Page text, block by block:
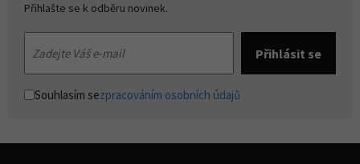
Přihlašte se k odběru novinek.
Souhlasím sezpracováním osobních údajů